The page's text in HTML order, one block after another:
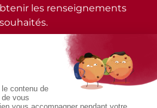
les renseignements
souhaités.
Vianden - Tous droits réservés